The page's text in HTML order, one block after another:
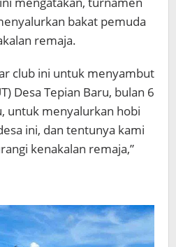
bakat pemuda
remaja.
club ini untuk menyambut
Desa Tepian Baru, bulan 6
untuk menyalurkan hobi
ini, dan tentunya kami
kenakalan remaja,”